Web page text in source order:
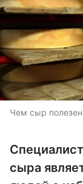
Чем сыр
сыра